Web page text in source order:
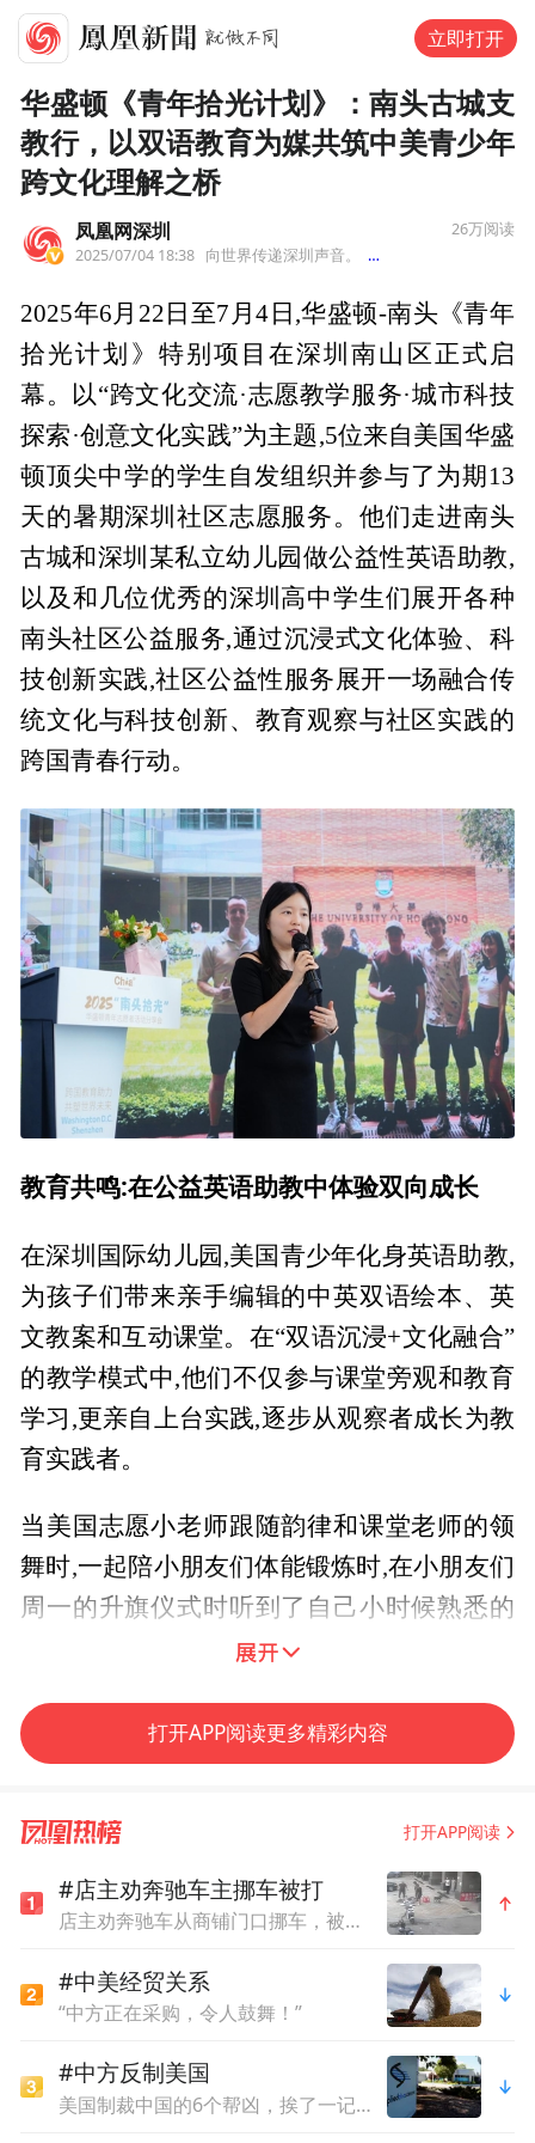
立即打开
华盛顿《青年拾光计划》：南头古城支
教行，以双语教育为媒共筑中美青少年
跨文化理解之桥
凤凰网深圳
2025/07/04 18:38 向世界传递深圳声音。 来自广东省
26万阅读
2025年6月22日至7月4日,华盛顿-南头《青年
拾光计划》特别项目在深圳南山区正式启
幕。以“跨文化交流·志愿教学服务·城市科技
探索·创意文化实践”为主题,5位来自美国华盛
顿顶尖中学的学生自发组织并参与了为期13
天的暑期深圳社区志愿服务。他们走进南头
古城和深圳某私立幼儿园做公益性英语助教,
以及和几位优秀的深圳高中学生们展开各种
南头社区公益服务,通过沉浸式文化体验、科
技创新实践,社区公益性服务展开一场融合传
统文化与科技创新、教育观察与社区实践的
跨国青春行动。
教育共鸣:在公益英语助教中体验双向成长
在深圳国际幼儿园,美国青少年化身英语助教,
为孩子们带来亲手编辑的中英双语绘本、英
文教案和互动课堂。在“双语沉浸+文化融合”
的教学模式中,他们不仅参与课堂旁观和教育
学习,更亲自上台实践,逐步从观察者成长为教
育实践者。
当美国志愿小老师跟随韵律和课堂老师的领
舞时,一起陪小朋友们体能锻炼时,在小朋友们
周一的升旗仪式时听到了自己小时候熟悉的
校园歌曲时,在小朋友们纷纷围上来,拉着美国
一段教学观察与体验旅程不仅提升了他们的
中国教育的魅力,更让他们深刻体会到“全球公
双城记:非遗传承与科技前沿的时空交响
遗技艺、探索城市更新。他们与掐丝珐琅、
漆扇、茶艺等非遗传承人面对面交流,动手实
践传统工艺,也走进现代商户和创意空间,感受
古今交融的城市脉络。通过对话摩登现代的
打开APP阅读更多精彩内容
打开APP阅读
#店主劝奔驰车主挪车被打
店主劝奔驰车从商铺门口挪车，被打骨折，警方回应
#中美经贸关系
“中方正在采购，令人鼓舞！”
#中方反制美国
美国制裁中国的6个帮凶，挨了一记重击